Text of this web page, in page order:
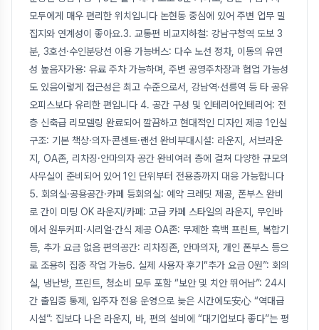
모두에게 매우 편리한 위치입니다 논현동 중심에 있어 주변 업무 밀
집지와 연계성이 좋아요.3. 교통편 비교지하철: 강남구청역 도보 3
분, 3호선·수인분당선 이용 가능버스: 다수 노선 정차, 이동의 유연
성 높음자가용: 유료 주차 가능하며, 주변 공영주차장과 협업 가능성
도 있음이렇게 접근성은 최고 수준으로서, 강남역·선릉역 등 타 공유
오피스보다 유리한 편입니다 4. 공간 구성 및 인테리어인테리어: 전
층 신축급 리모델링 완료되어 깔끔하고 현대적인 디자인 제공 1인실
구조: 기본 책상·의자·콘센트·랜선 완비부대시설: 라운지, 서브라운
지, OA존, 리차징·안마의자 공간 완비여러 층에 걸쳐 다양한 규모의
사무실이 준비되어 있어 1인 단위부터 전용층까지 대응 가능합니다
5. 회의실·공용공간·카페 등회의실: 예약 크레딧 제공, 폰부스 완비
로 간이 미팅 OK 라운지/카페: 고급 카페 스타일의 라운지, 무인바
에서 원두커피·시리얼·간식 제공 OA존: 무제한 흑백 프린트, 복합기
등, 추가 요금 없음 편의공간: 리차징존, 안마의자, 개인 폰부스 등으
로 조용히 집중 작업 가능6. 실제 사용자 후기“추가 요금 0원”: 회의
실, 냉난방, 프린트, 청소비 모두 포함 “보안 및 치안 뛰어남”: 24시
간 출입증 통제, 입주자 전용 운영으로 늦은 시간에도安心 “역대급
시설”: 집보다 나은 라운지, 바, 편의 설비에 “대기업보다 좋다”는 평